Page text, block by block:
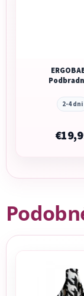
2-4 dni